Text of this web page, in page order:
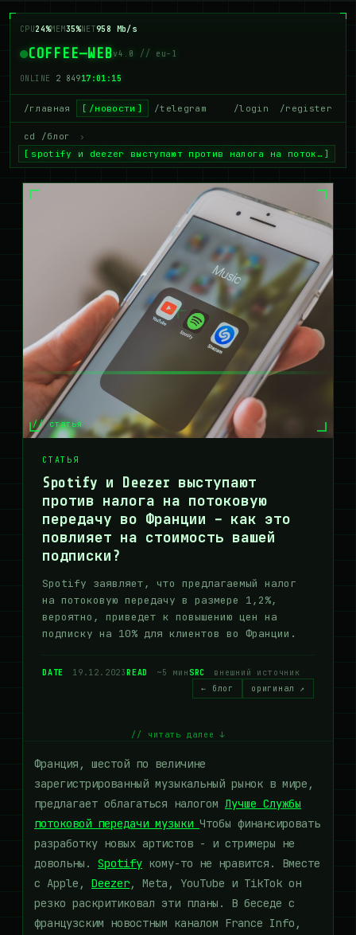
CPU20%MEM37%NET981 Mb/s
COFFEE—WEBv4.0 // eu-1
ONLINE 2 85117:01:16
/главная /новости /telegram /login /register
cd /блог
›
spotify и deezer выступают против налога на поток…
// статья
СТАТЬЯ
Spotify и Deezer выступают
против налога на потоковую
передачу во Франции – как это
повлияет на стоимость вашей
подписки?
Spotify заявляет, что предлагаемый налог
на потоковую передачу в размере 1,2%,
вероятно, приведет к повышению цен на
подписку на 10% для клиентов во Франции.
DATE 19.12.2023READ ~5 минSRC
внешний источник
← блог
оригинал ↗
// читать далее ↓
Франция, шестой по величине
зарегистрированный музыкальный рынок в мире,
предлагает облагаться налогом Лучше Службы
потоковой передачи музыки Чтобы финансировать
разработку новых артистов - и стримеры не
довольны. Spotify кому-то не нравится. Вместе
с Apple, Deezer, Meta, YouTube и TikTok он
резко раскритиковал эти планы. В беседе с
французским новостным каналом France Info,